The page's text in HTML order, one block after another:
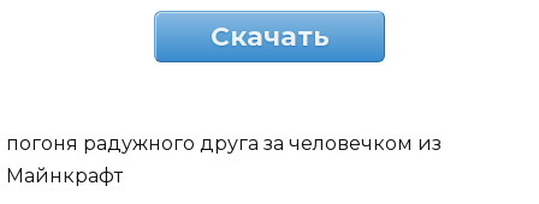
Скачать
погоня радужного друга за человечком из
Майнкрафт